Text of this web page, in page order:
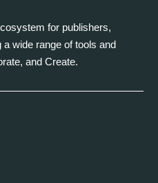
for publishers,
wide range of tools and
and Create.